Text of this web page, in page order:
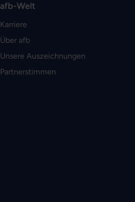
afb-Welt
Karriere
Über afb
Unsere Auszeichnungen
Partnerstimmen